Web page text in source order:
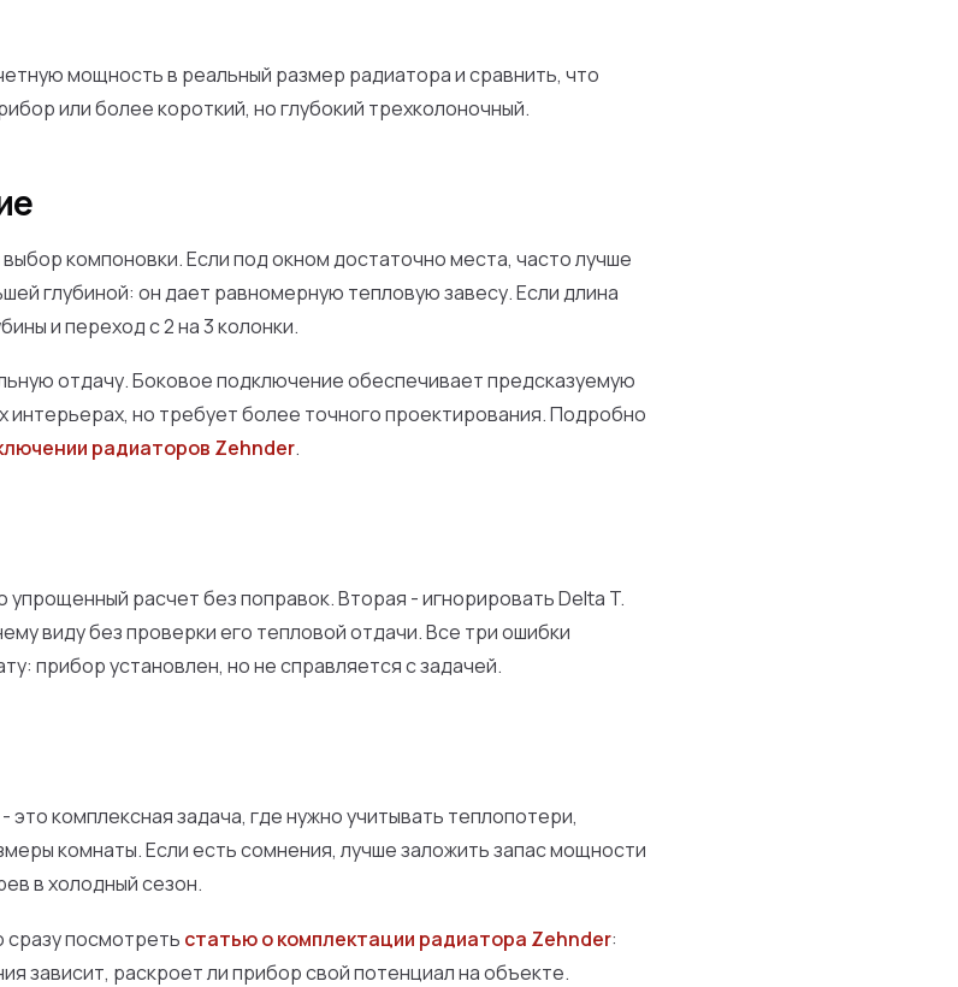
мощность в реальный размер радиатора и сравнить, что
или более короткий, но глубокий трехколоночный.
компоновки. Если под окном достаточно места, часто лучше
глубиной: он дает равномерную тепловую завесу. Если длина
и переход с 2 на 3 колонки.
отдачу. Боковое подключение обеспечивает предсказуемую
но требует более точного проектирования. Подробно
радиаторов Zehnder.
упрощенный расчет без поправок. Вторая - игнорировать Delta T.
виду без проверки его тепловой отдачи. Все три ошибки
прибор установлен, но не справляется с задачей.
комплексная задача, где нужно учитывать теплопотери,
комнаты. Если есть сомнения, лучше заложить запас мощности
в холодный сезон.
сразу посмотреть статью о комплектации радиатора Zehnder:
зависит, раскроет ли прибор свой потенциал на объекте.